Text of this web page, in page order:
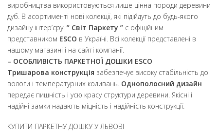
виробництва використовуються лише цінна породи деревини
дуб. В асортименті нові колекції, які підійдуть до будь-якого
дизайну інтер’єру. ” Світ Паркету ” є офіційним
представником ESCO в Україні. Всі колекції представлені в
нашому магазині і на сайті компанії.
– ОСОБЛИВІСТЬ ПАРКЕТНОЇ ДОШКИ ESCO
Тришарова конструкція забезпечує високу стабільність до
вологи і температурних коливань. Однополосний дизайн
передає пишність і усю красу структури деревини. Якісні і
надійні замки надають міцність і надійність конструкції.
КУПИТИ ПАРКЕТНУ ДОШКУ У ЛЬВОВІ